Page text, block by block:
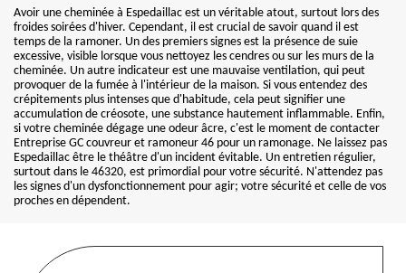
Avoir une cheminée à Espedaillac est un véritable atout, surtout lors des
froides soirées d'hiver. Cependant, il est crucial de savoir quand il est
temps de la ramoner. Un des premiers signes est la présence de suie
excessive, visible lorsque vous nettoyez les cendres ou sur les murs de la
cheminée. Un autre indicateur est une mauvaise ventilation, qui peut
provoquer de la fumée à l'intérieur de la maison. Si vous entendez des
crépitements plus intenses que d'habitude, cela peut signifier une
accumulation de créosote, une substance hautement inflammable. Enfin,
si votre cheminée dégage une odeur âcre, c'est le moment de contacter
Entreprise GC couvreur et ramoneur 46 pour un ramonage. Ne laissez pas
Espedaillac être le théâtre d'un incident évitable. Un entretien régulier,
surtout dans le 46320, est primordial pour votre sécurité. N'attendez pas
les signes d'un dysfonctionnement pour agir; votre sécurité et celle de vos
proches en dépendent.